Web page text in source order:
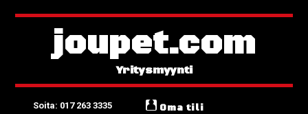
joupet.com
Soita: 017 263 3335
Oma tili